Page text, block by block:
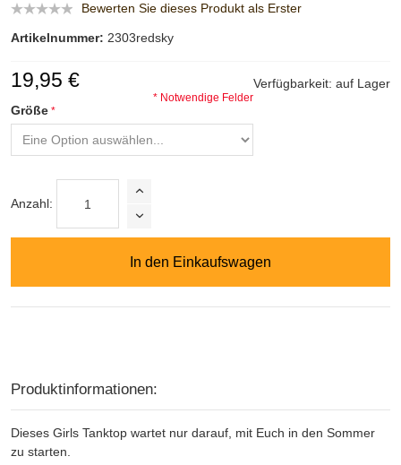
Bewerten Sie dieses Produkt als Erster
Artikelnummer: 2303redsky
Verfügbarkeit: auf Lager
19,95 €
Größe
* Notwendige Felder
Anzahl:
In den Einkaufswagen
Produktinformationen:
Dieses Girls Tanktop wartet nur darauf, mit Euch in den Sommer
zu starten.